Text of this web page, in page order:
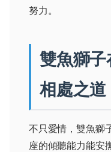
努力。
雙魚獅
相處之道
不只愛情，雙魚獅
座的傾聽能力能安